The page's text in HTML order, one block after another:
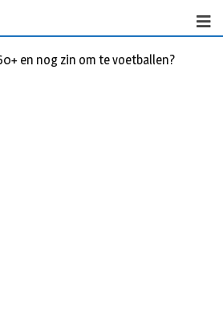
in brand in Biezenmortel,